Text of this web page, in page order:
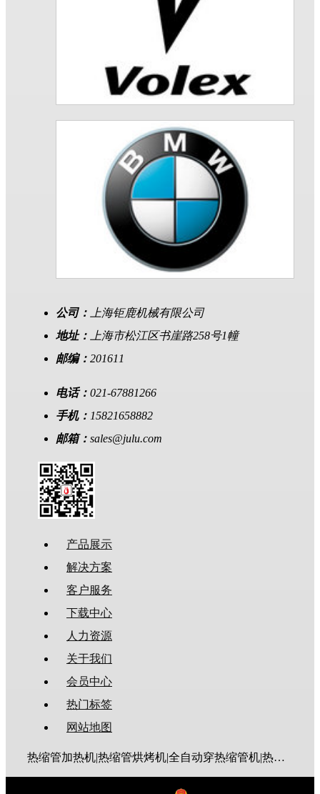
公司：
上海钜鹿机械有限公司
地址：
上海市松江区书崖路258号1幢
邮编： 201611
电话： 021-67881266
手机： 15821658882
邮箱： sales@julu.com
产品展示
解决方案
客户服务
下载中心
人力资源
关于我们
会员中心
热门标签
网站地图
热缩管加热机|热缩管烘烤机|全自动穿热缩管机|热缩管切管机